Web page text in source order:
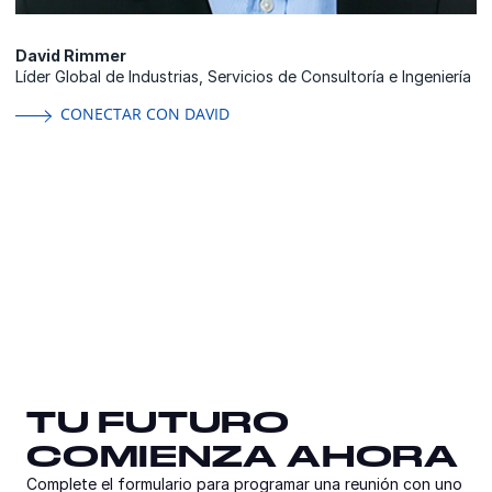
David Rimmer
Líder Global de Industrias, Servicios de Consultoría e Ingeniería
CONECTAR CON DAVID
TU FUTURO
COMIENZA AHORA
Complete el formulario para programar una reunión con uno
COMIENZA AHORA
Complete el formulario para programar una reunión con uno
de nuestros expertos en el sector público.
COMIENZA AHORA
Complete el formulario para programar una reunión con uno
de nuestros expertos en el sector público.